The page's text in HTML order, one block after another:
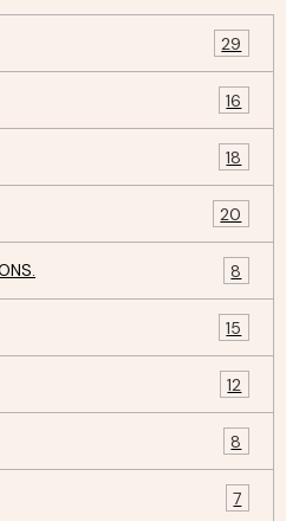
29
16
18
20
8
15
12
8
7